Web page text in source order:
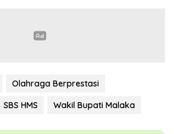
Olahraga Berprestasi
SBS HMS Wakil Bupati Malaka